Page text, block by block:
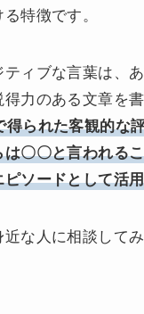
特徴です。
ティブな言葉は、
力のある文章を
得られた客観的な
〇〇と言われる
ソードとして活
な人に相談してみ